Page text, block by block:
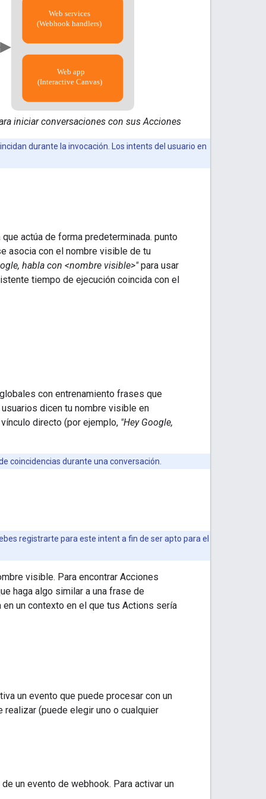
iniciar conversaciones con sus Acciones
durante la invocación. Los intents del usuario en
actúa de forma predeterminada. punto
asocia con el nombre visible de tu
habla con <nombre visible>"para usar
tiempo de ejecución coincida con el
con entrenamiento frases que
dicen tu nombre visible en
directo (por ejemplo, "Hey Google,
coincidencias durante una conversación.
registrarte para este intent a fin de ser apto para el
visible. Para encontrar Acciones
haga algo similar a una frase de
un contexto en el que tus Actions sería
un evento que puede procesar con un
(puede elegir uno o cualquier
un evento de webhook. Para activar un